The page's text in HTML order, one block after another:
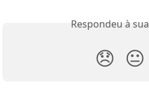
Respondeu à
😞 😐